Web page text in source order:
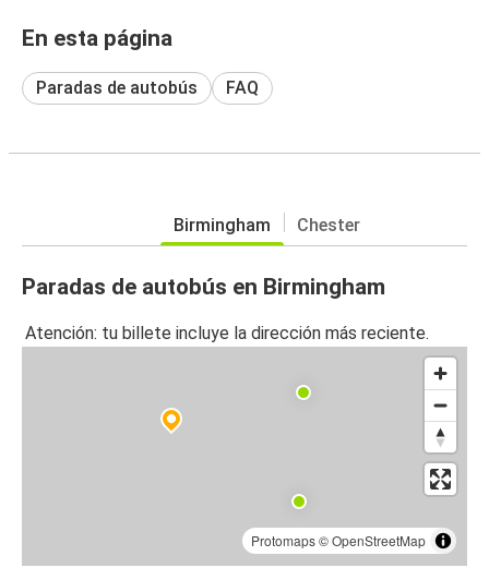
En esta página
Paradas de autobús FAQ
Birmingham Chester
Paradas de autobús en Birmingham
Atención: tu billete incluye la dirección más reciente.
Protomaps©OpenStreetMap